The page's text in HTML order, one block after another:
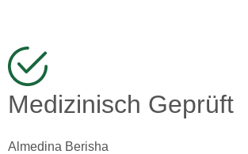
Medizinisch Geprüft
Almedina Berisha